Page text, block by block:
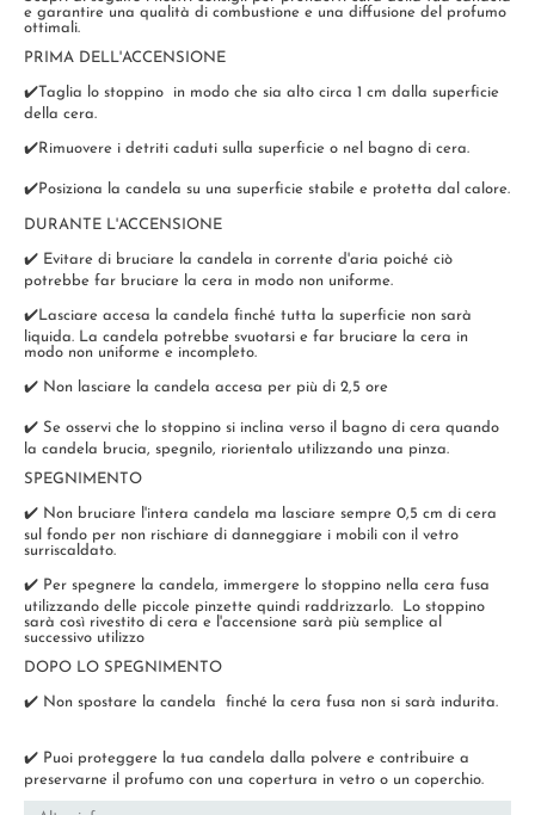
e garantire una qualità di combustione e una diffusione del profumo
ottimali.
PRIMA DELL'ACCENSIONE
✔️Taglia lo stoppino in modo che sia alto circa 1 cm dalla superficie
della cera.
✔️Rimuovere i detriti caduti sulla superficie o nel bagno di cera.
✔️Posiziona la candela su una superficie stabile e protetta dal calore.
DURANTE L'ACCENSIONE
✔️ Evitare di bruciare la candela in corrente d'aria poiché ciò
potrebbe far bruciare la cera in modo non uniforme.
✔️Lasciare accesa la candela finché tutta la superficie non sarà
liquida. La candela potrebbe svuotarsi e far bruciare la cera in
modo non uniforme e incompleto.
✔️ Non lasciare la candela accesa per più di 2,5 ore
✔️ Se osservi che lo stoppino si inclina verso il bagno di cera quando
la candela brucia, spegnilo, riorientalo utilizzando una pinza.
SPEGNIMENTO
✔️ Non bruciare l'intera candela ma lasciare sempre 0,5 cm di cera
sul fondo per non rischiare di danneggiare i mobili con il vetro
surriscaldato.
✔️ Per spegnere la candela, immergere lo stoppino nella cera fusa
utilizzando delle piccole pinzette quindi raddrizzarlo. Lo stoppino
sarà così rivestito di cera e l'accensione sarà più semplice al
successivo utilizzo
DOPO LO SPEGNIMENTO
✔️ Non spostare la candela finché la cera fusa non si sarà indurita.
✔️ Puoi proteggere la tua candela dalla polvere e contribuire a
preservarne il profumo con una copertura in vetro o un coperchio.